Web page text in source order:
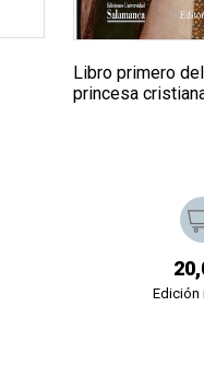
Libro primero
princesa
Edición